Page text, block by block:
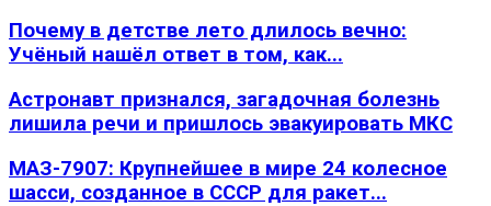
Почему в детстве лето длилось вечно:
Учёный нашёл ответ в том, как...
Астронавт признался, загадочная болезнь
лишила речи и пришлось эвакуировать МКС
МАЗ-7907: Крупнейшее в мире 24 колесное
шасси, созданное в СССР для ракет...